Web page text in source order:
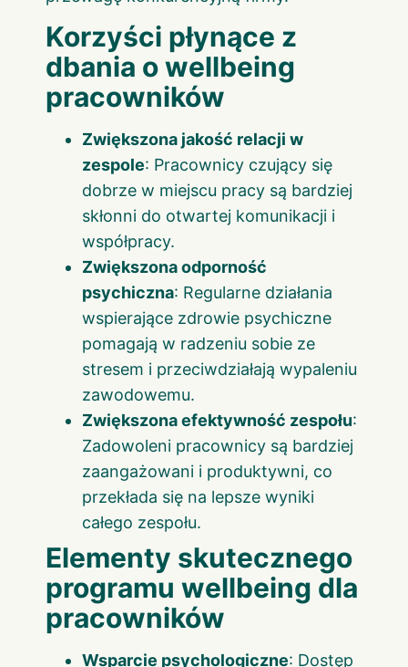
Korzyści płynące z
dbania o wellbeing
pracowników
Zwiększona jakość relacji w
zespole: Pracownicy czujący się
dobrze w miejscu pracy są bardziej
skłonni do otwartej komunikacji i
współpracy.
Zwiększona odporność
psychiczna: Regularne działania
wspierające zdrowie psychiczne
pomagają w radzeniu sobie ze
stresem i przeciwdziałają wypaleniu
zawodowemu.
Zwiększona efektywność zespołu:
Zadowoleni pracownicy są bardziej
zaangażowani i produktywni, co
przekłada się na lepsze wyniki
całego zespołu.
Elementy skutecznego
programu wellbeing dla
pracowników
Wsparcie psychologiczne: Dostęp